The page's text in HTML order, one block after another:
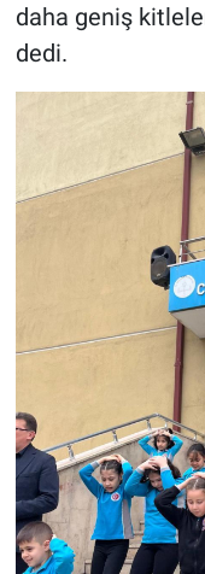
daha geniş
dedi.